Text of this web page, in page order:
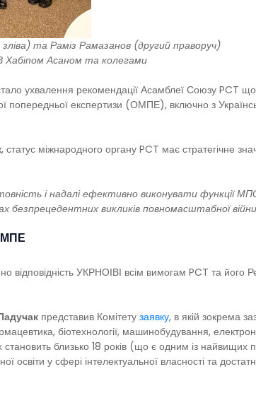
та Раміз Рамазанов (другий праворуч)
Хабіпом Асаном та колегами
ухвалення рекомендації Асамблеї Союзу PCT
експертизи (ОМПЕ), включно з
, статус міжнародного органу PCT має стратегічне
і надалі ефективно виконувати функції
безпрецедентних викликів повномасштабної війни
відповідність УКРНОІВІ всім вимогам PCT та його
представив Комітету заявку, в якій зокрема
біотехнології, машинобудування,
близько 18 років (що є одним із найвищих
освіти у сфері інтелектуальної власності та